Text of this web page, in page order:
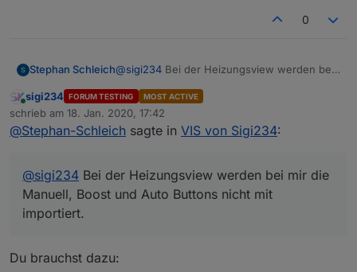
angezeigt wird?
Ja, kannst du einstellen.
0
Stephan Schleich@sigi234 Bei der Heizungsview werden bei
nicht mit importiert.
Online
sigi234 FORUM TESTING MOST ACTIVE
schrieb am 18. Jan. 2020, 17:42
zuletzt editiert von
@Stephan-Schleich sagte in VIS von Sigi234:
@sigi234 Bei der Heizungsview werden bei mir die
Manuell, Boost und Auto Buttons nicht mit
importiert.
Du brauchst dazu: